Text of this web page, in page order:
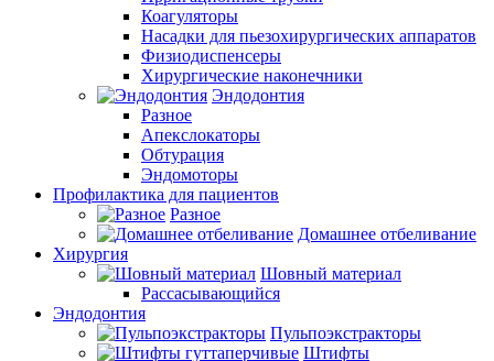
Коагуляторы
Насадки для пьезохирургических аппаратов
Физиодиспенсеры
Хирургические наконечники
Эндодонтия
Разное
Апекслокаторы
Обтурация
Эндомоторы
Профилактика для пациентов
Разное
Домашнее отбеливание
Хирургия
Шовный материал
Рассасывающийся
Эндодонтия
Пульпоэкстракторы
Штифты